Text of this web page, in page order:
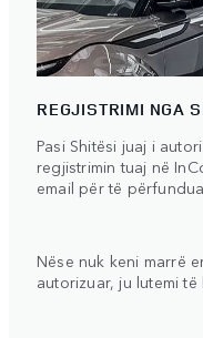
REGJISTRIMI NGA
Pasi Shitësi juaj i
regjistrimin tuaj në
email për të
Nëse nuk keni marrë
autorizuar, ju lutemi